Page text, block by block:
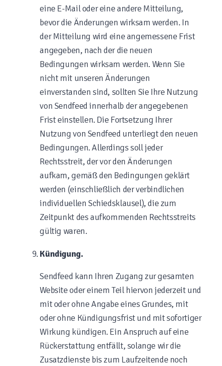
eine E-Mail oder eine andere Mitteilung,
bevor die Änderungen wirksam werden. In
der Mitteilung wird eine angemessene Frist
angegeben, nach der die neuen
Bedingungen wirksam werden. Wenn Sie
nicht mit unseren Änderungen
einverstanden sind, sollten Sie Ihre Nutzung
von Sendfeed innerhalb der angegebenen
Frist einstellen. Die Fortsetzung Ihrer
Nutzung von Sendfeed unterliegt den neuen
Bedingungen. Allerdings soll jeder
Rechtsstreit, der vor den Änderungen
aufkam, gemäß den Bedingungen geklärt
werden (einschließlich der verbindlichen
individuellen Schiedsklausel), die zum
Zeitpunkt des aufkommenden Rechtsstreits
gültig waren.
Kündigung.
Sendfeed kann Ihren Zugang zur gesamten
Website oder einem Teil hiervon jederzeit und
mit oder ohne Angabe eines Grundes, mit
oder ohne Kündigungsfrist und mit sofortiger
Wirkung kündigen. Ein Anspruch auf eine
Rückerstattung entfällt, solange wir die
Zusatzdienste bis zum Laufzeitende noch